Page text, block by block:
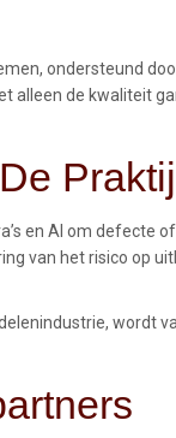
ondersteund
alleen de kwaliteit
en AI om defecte
van het risico op
wordt